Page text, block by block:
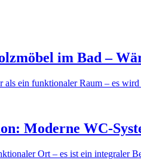
im Bad –
als ein funktionaler Raum – es
Moderne WC-
Ort – es ist ein integraler